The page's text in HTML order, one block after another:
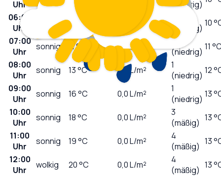
Uhr (niedrig)
06:00
Uhr
sonnig 11 °C L/m²
(niedrig) 10
07:00
Uhr
sonnig 11°C 0,0L/m²
0
(niedrig) 11
08:00
Uhr
sonnig 13°C 0,0 L/m²
1
(niedrig) 12
09:00
Uhr
sonnig 16°C 0,0L/m²
1
(niedrig) 13
10:00
Uhr
sonnig 18°C 0,0L/m²
3
(mäßig) 13
11:00
Uhr
sonnig 19°C 0,0L/m²
4
(mäßig) 13
12:00
Uhr
wolkig 20°C 0,0L/m²
4
(mäßig) 13